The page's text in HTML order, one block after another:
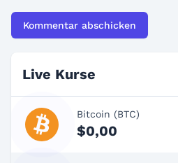
Live Kurse
Bitcoin (BTC)
$0,00